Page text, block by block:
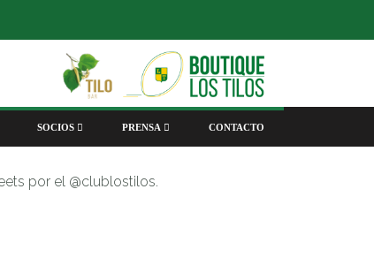
SOCIOS PRENSA CONTACTO
por el @clublostilos.